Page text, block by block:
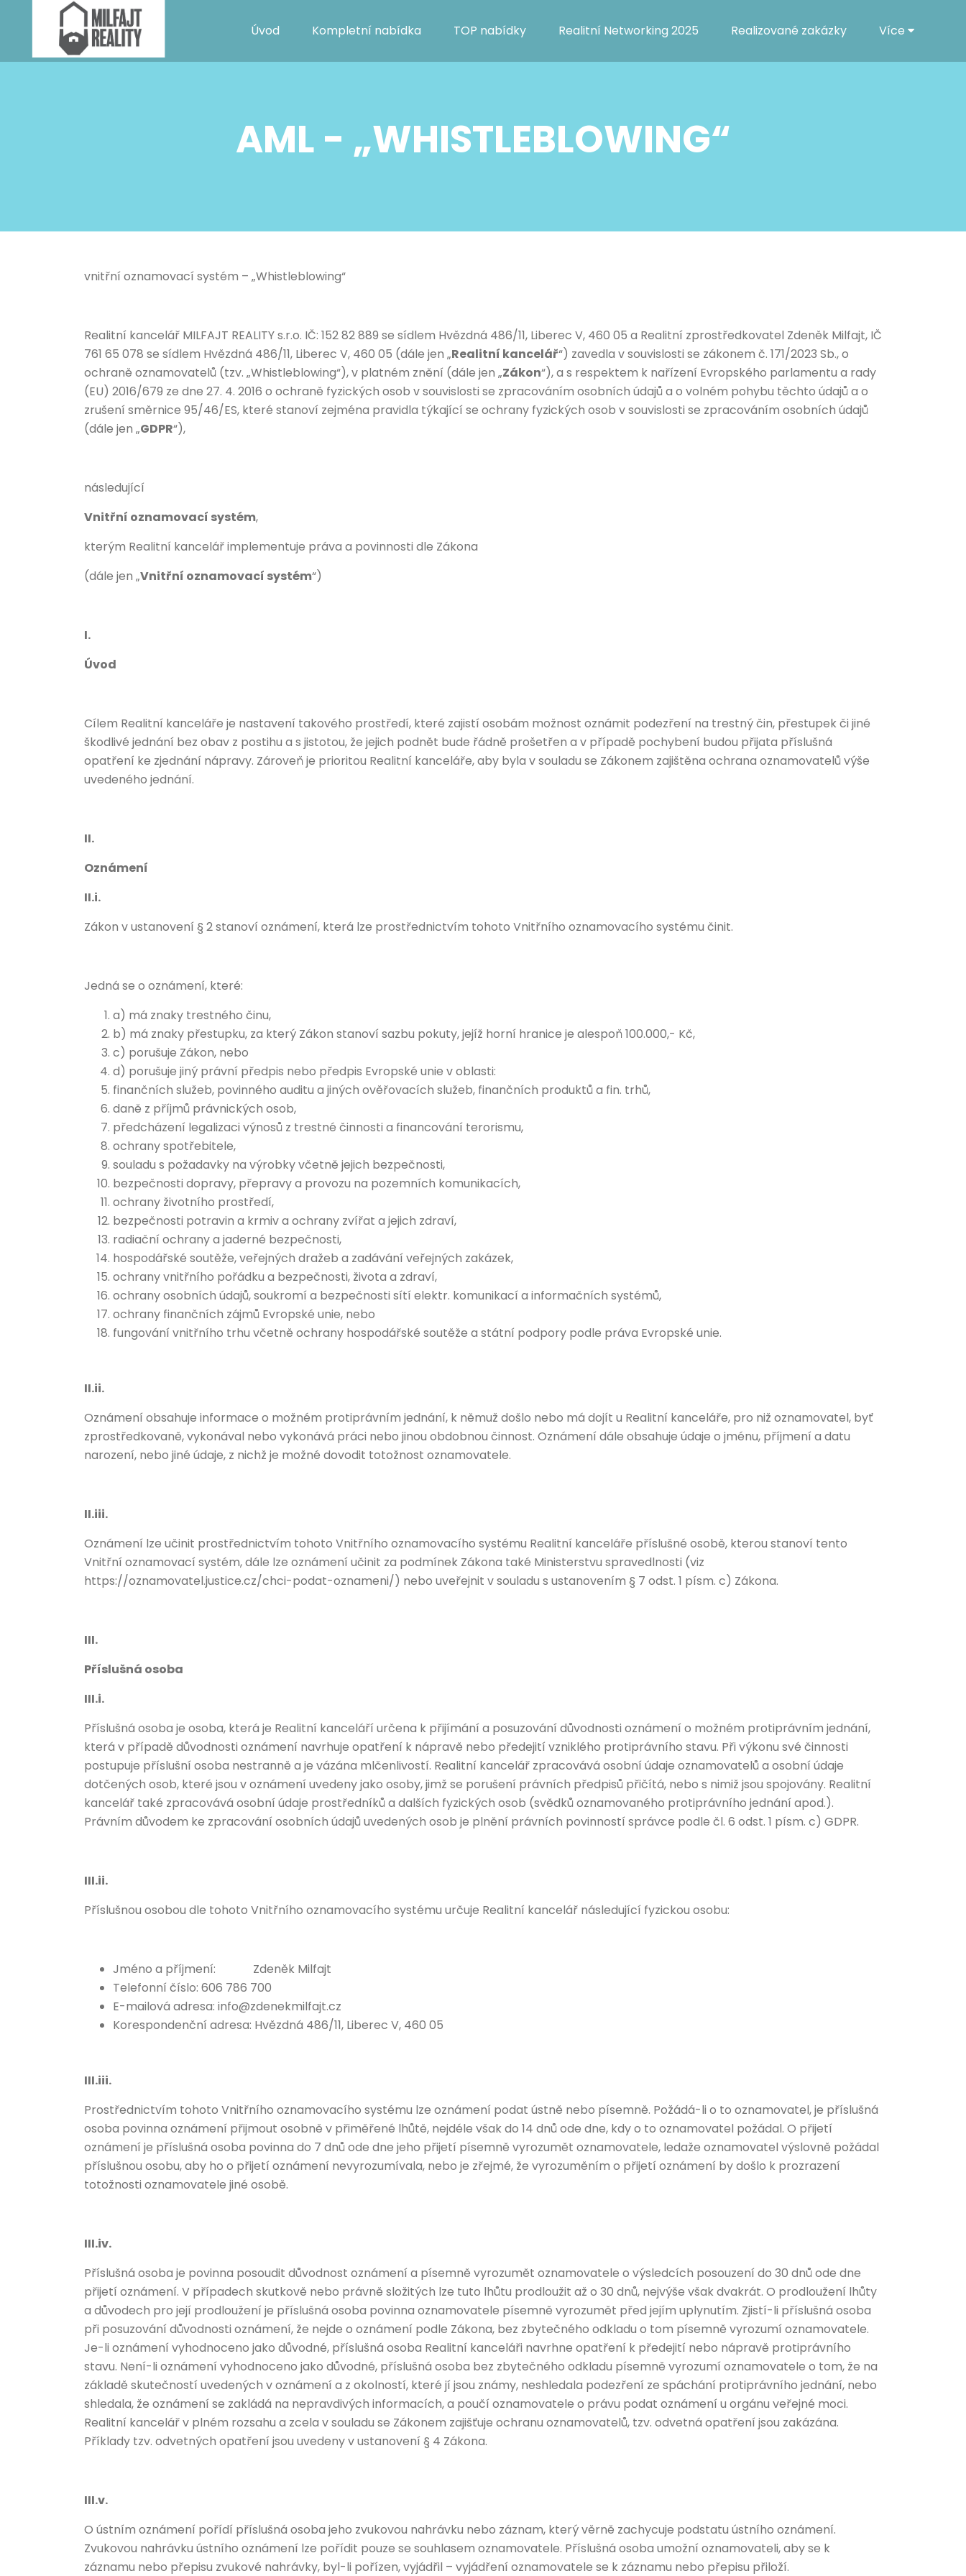
Úvod Kompletní nabídka TOP nabídky Realitní Networking 2025 Realizované zakázky Více
AML - „WHISTLEBLOWING“
vnitřní oznamovací systém – „Whistleblowing“
Realitní kancelář MILFAJT REALITY s.r.o. IČ: 152 82 889 se sídlem Hvězdná 486/11, Liberec V, 460 05 a Realitní zprostředkovatel Zdeněk Milfajt, IČ
761 65 078 se sídlem Hvězdná 486/11, Liberec V, 460 05 (dále jen „Realitní kancelář“) zavedla v souvislosti se zákonem č. 171/2023 Sb., o
ochraně oznamovatelů (tzv. „Whistleblowing“), v platném znění (dále jen „Zákon“), a s respektem k nařízení Evropského parlamentu a rady
(EU) 2016/679 ze dne 27. 4. 2016 o ochraně fyzických osob v souvislosti se zpracováním osobních údajů a o volném pohybu těchto údajů a o
zrušení směrnice 95/46/ES, které stanoví zejména pravidla týkající se ochrany fyzických osob v souvislosti se zpracováním osobních údajů
(dále jen „GDPR“),
následující
Vnitřní oznamovací systém,
kterým Realitní kancelář implementuje práva a povinnosti dle Zákona
(dále jen „Vnitřní oznamovací systém“)
I.
Úvod
Cílem Realitní kanceláře je nastavení takového prostředí, které zajistí osobám možnost oznámit podezření na trestný čin, přestupek či jiné
škodlivé jednání bez obav z postihu a s jistotou, že jejich podnět bude řádně prošetřen a v případě pochybení budou přijata příslušná
opatření ke zjednání nápravy. Zároveň je prioritou Realitní kanceláře, aby byla v souladu se Zákonem zajištěna ochrana oznamovatelů výše
uvedeného jednání.
II.
Oznámení
II.i.
Zákon v ustanovení § 2 stanoví oznámení, která lze prostřednictvím tohoto Vnitřního oznamovacího systému činit.
Jedná se o oznámení, které:
a) má znaky trestného činu,
b) má znaky přestupku, za který Zákon stanoví sazbu pokuty, jejíž horní hranice je alespoň 100.000,- Kč,
c) porušuje Zákon, nebo
d) porušuje jiný právní předpis nebo předpis Evropské unie v oblasti:
finančních služeb, povinného auditu a jiných ověřovacích služeb, finančních produktů a fin. trhů,
daně z příjmů právnických osob,
předcházení legalizaci výnosů z trestné činnosti a financování terorismu,
ochrany spotřebitele,
souladu s požadavky na výrobky včetně jejich bezpečnosti,
bezpečnosti dopravy, přepravy a provozu na pozemních komunikacích,
ochrany životního prostředí,
bezpečnosti potravin a krmiv a ochrany zvířat a jejich zdraví,
radiační ochrany a jaderné bezpečnosti,
hospodářské soutěže, veřejných dražeb a zadávání veřejných zakázek,
ochrany vnitřního pořádku a bezpečnosti, života a zdraví,
ochrany osobních údajů, soukromí a bezpečnosti sítí elektr. komunikací a informačních systémů,
ochrany finančních zájmů Evropské unie, nebo
fungování vnitřního trhu včetně ochrany hospodářské soutěže a státní podpory podle práva Evropské unie.
II.ii.
Oznámení obsahuje informace o možném protiprávním jednání, k němuž došlo nebo má dojít u Realitní kanceláře, pro niž oznamovatel, byť
zprostředkovaně, vykonával nebo vykonává práci nebo jinou obdobnou činnost. Oznámení dále obsahuje údaje o jménu, příjmení a datu
narození, nebo jiné údaje, z nichž je možné dovodit totožnost oznamovatele.
II.iii.
Oznámení lze učinit prostřednictvím tohoto Vnitřního oznamovacího systému Realitní kanceláře příslušné osobě, kterou stanoví tento
Vnitřní oznamovací systém, dále lze oznámení učinit za podmínek Zákona také Ministerstvu spravedlnosti (viz
https://oznamovatel.justice.cz/chci-podat-oznameni/) nebo uveřejnit v souladu s ustanovením § 7 odst. 1 písm. c) Zákona.
III.
Příslušná osoba
III.i.
Příslušná osoba je osoba, která je Realitní kanceláří určena k přijímání a posuzování důvodnosti oznámení o možném protiprávním jednání,
která v případě důvodnosti oznámení navrhuje opatření k nápravě nebo předejití vzniklého protiprávního stavu. Při výkonu své činnosti
postupuje příslušní osoba nestranně a je vázána mlčenlivostí. Realitní kancelář zpracovává osobní údaje oznamovatelů a osobní údaje
dotčených osob, které jsou v oznámení uvedeny jako osoby, jimž se porušení právních předpisů přičítá, nebo s nimiž jsou spojovány. Realitní
kancelář také zpracovává osobní údaje prostředníků a dalších fyzických osob (svědků oznamovaného protiprávního jednání apod.).
Právním důvodem ke zpracování osobních údajů uvedených osob je plnění právních povinností správce podle čl. 6 odst. 1 písm. c) GDPR.
III.ii.
Příslušnou osobou dle tohoto Vnitřního oznamovacího systému určuje Realitní kancelář následující fyzickou osobu:
Jméno a příjmení: Zdeněk Milfajt
Telefonní číslo: 606 786 700
E-mailová adresa: info@zdenekmilfajt.cz
Korespondenční adresa: Hvězdná 486/11, Liberec V, 460 05
III.iii.
Prostřednictvím tohoto Vnitřního oznamovacího systému lze oznámení podat ústně nebo písemně. Požádá-li o to oznamovatel, je příslušná
osoba povinna oznámení přijmout osobně v přiměřené lhůtě, nejdéle však do 14 dnů ode dne, kdy o to oznamovatel požádal. O přijetí
oznámení je příslušná osoba povinna do 7 dnů ode dne jeho přijetí písemně vyrozumět oznamovatele, ledaže oznamovatel výslovně požádal
příslušnou osobu, aby ho o přijetí oznámení nevyrozumívala, nebo je zřejmé, že vyrozuměním o přijetí oznámení by došlo k prozrazení
totožnosti oznamovatele jiné osobě.
III.iv.
Příslušná osoba je povinna posoudit důvodnost oznámení a písemně vyrozumět oznamovatele o výsledcích posouzení do 30 dnů ode dne
přijetí oznámení. V případech skutkově nebo právně složitých lze tuto lhůtu prodloužit až o 30 dnů, nejvýše však dvakrát. O prodloužení lhůty
a důvodech pro její prodloužení je příslušná osoba povinna oznamovatele písemně vyrozumět před jejím uplynutím. Zjistí-li příslušná osoba
při posuzování důvodnosti oznámení, že nejde o oznámení podle Zákona, bez zbytečného odkladu o tom písemně vyrozumí oznamovatele.
Je-li oznámení vyhodnoceno jako důvodné, příslušná osoba Realitní kanceláři navrhne opatření k předejití nebo nápravě protiprávního
stavu. Není-li oznámení vyhodnoceno jako důvodné, příslušná osoba bez zbytečného odkladu písemně vyrozumí oznamovatele o tom, že na
základě skutečností uvedených v oznámení a z okolností, které jí jsou známy, neshledala podezření ze spáchání protiprávního jednání, nebo
shledala, že oznámení se zakládá na nepravdivých informacích, a poučí oznamovatele o právu podat oznámení u orgánu veřejné moci.
Realitní kancelář v plném rozsahu a zcela v souladu se Zákonem zajišťuje ochranu oznamovatelů, tzv. odvetná opatření jsou zakázána.
Příklady tzv. odvetných opatření jsou uvedeny v ustanovení § 4 Zákona.
III.v.
O ústním oznámení pořídí příslušná osoba jeho zvukovou nahrávku nebo záznam, který věrně zachycuje podstatu ústního oznámení.
Zvukovou nahrávku ústního oznámení lze pořídit pouze se souhlasem oznamovatele. Příslušná osoba umožní oznamovateli, aby se k
záznamu nebo přepisu zvukové nahrávky, byl-li pořízen, vyjádřil – vyjádření oznamovatele se k záznamu nebo přepisu přiloží.